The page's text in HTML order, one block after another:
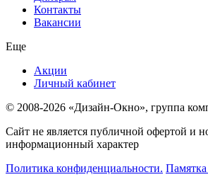
Контакты
Вакансии
Еще
Акции
Личный кабинет
© 2008-2026 «Дизайн-Окно», группа
Сайт не является публичной офертой и
информационный характер
Политика конфиденциальности.